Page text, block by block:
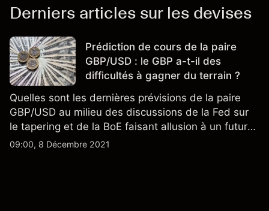
Derniers articles sur les devises
Prédiction de cours de la paire
GBP/USD : le GBP a-t-il des
difficultés à gagner du terrain ?
Quelles sont les dernières prévisions de la paire
GBP/USD au milieu des discussions de la Fed sur
le tapering et de la BoE faisant allusion à un futur
resserrement ?
09:00, 8 Décembre 2021